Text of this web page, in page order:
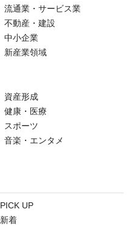
流通業・サービス業
不動産・建設
中小企業
新産業領域
資産形成
健康・医療
スポーツ
音楽・エンタメ
PICK UP
新着